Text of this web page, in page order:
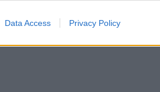
Data Access Privacy Policy
eget private opplegg. Johaug